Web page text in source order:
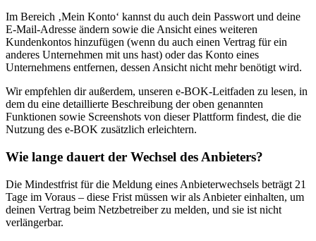
Im Bereich ‚Mein Konto‘ kannst du auch dein Passwort und deine
E-Mail-Adresse ändern sowie die Ansicht eines weiteren
Kundenkontos hinzufügen (wenn du auch einen Vertrag für ein
anderes Unternehmen mit uns hast) oder das Konto eines
Unternehmens entfernen, dessen Ansicht nicht mehr benötigt wird.
Wir empfehlen dir außerdem, unseren e-BOK-Leitfaden zu lesen, in
dem du eine detaillierte Beschreibung der oben genannten
Funktionen sowie Screenshots von dieser Plattform findest, die die
Nutzung des e-BOK zusätzlich erleichtern.
Wie lange dauert der Wechsel des Anbieters?
Die Mindestfrist für die Meldung eines Anbieterwechsels beträgt 21
Tage im Voraus – diese Frist müssen wir als Anbieter einhalten, um
deinen Vertrag beim Netzbetreiber zu melden, und sie ist nicht
verlängerbar.